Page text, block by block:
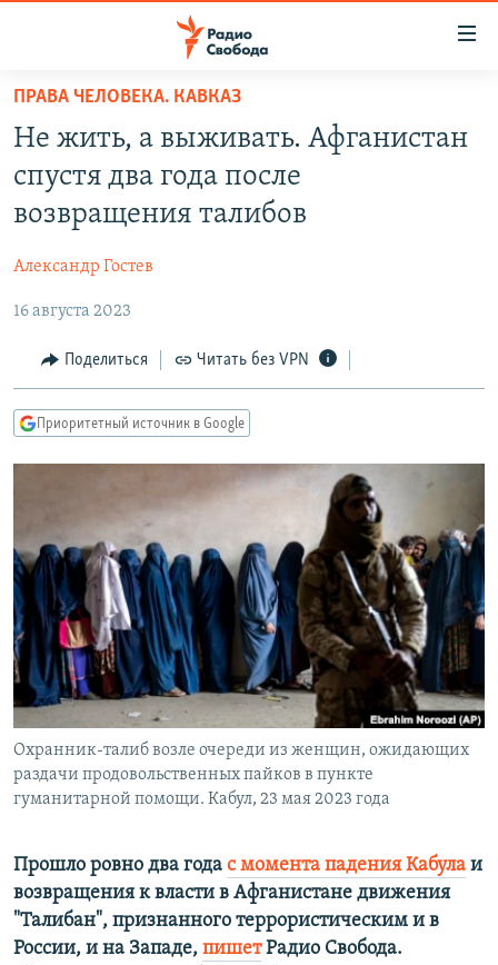
упрощенного
доступа
основному
Вернутся
навигации
Вернутся
поиску
АВТОРСКИЕ ПРОЕКТЫ
МНЕНИЯ
КУЛЬТУРА
IDEL.РЕАЛИИ
СЕВЕР.РЕАЛИИ
СИБИРЬ.РЕАЛИИ
РАСПИСАНИЕ ВЕЩАНИЯ
ПОДПИШИТЕСЬ НА РАССЫЛКУ
СОЦИАЛЬНЫЕ СЕТИ
Все сайты РСЕ/РС
ПРАВА ЧЕЛОВЕКА. КАВКАЗ
Не жить, а выживать. Афганистан
спустя два года после
возвращения талибов
Александр Гостев
16 августа 2023
Поделиться Читать без VPN
Приоритетный источник в Google
Охранник-талиб возле очереди из женщин, ожидающих
раздачи продовольственных пайков в пункте
гуманитарной помощи. Кабул, 23 мая 2023 года
Прошло ровно два года с момента падения Кабула и
возвращения к власти в Афганистане движения
"Талибан", признанного террористическим и в
России, и на Западе, пишетРадио Свобода.